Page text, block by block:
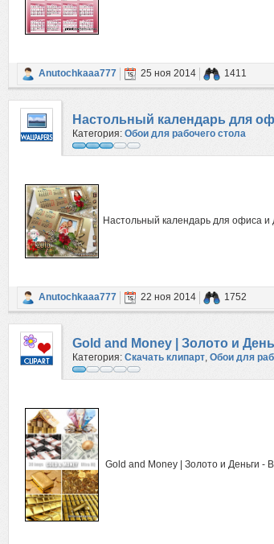
Anutochkaaa777 25 ноя 2014 1411
Настольный календарь для
Категория: Обои для рабочего стола
Настольный календарь для офиса и
Anutochkaaa777 22 ноя 2014 1752
Gold and Money | Золото и
Категория: Скачать клипарт, Обои для
Gold and Money | Золото и Деньги -